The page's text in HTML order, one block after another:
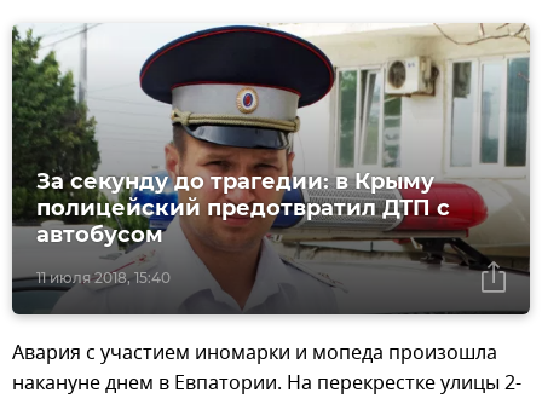
11 июля 2018, 15:40
За секунду до трагедии: в Крыму
полицейский предотвратил ДТП с
автобусом
Авария с участием иномарки и мопеда произошла
накануне днем в Евпатории. На перекрестке улицы 2-